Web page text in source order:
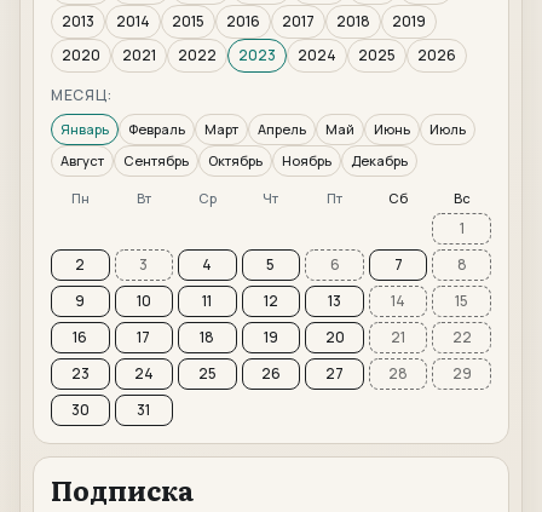
2013
2014 2015 2016 2017 2018
2019
2020
2021 2022 2023 2024 2025
2026
МЕСЯЦ:
Январь Февраль Март Апрель Май Июнь
Июль
Август
Сентябрь Октябрь Ноябрь Декабрь
Пн Вт Ср Чт Пт Сб Вс
1
2
3 4 5 6 7
8
9
10 11 12 13 14
15
16
17 18 19 20 21
22
23
24 25 26 27 28
29
30
31
Подписка